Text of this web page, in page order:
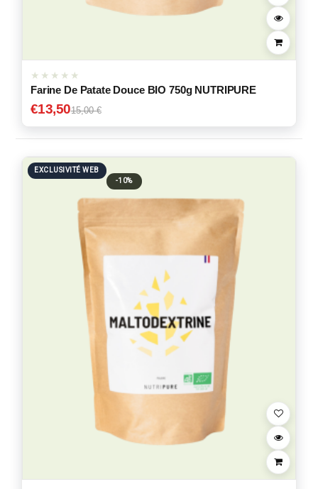
Farine De Patate Douce BIO 750g NUTRIPURE
€13,5015,00 €
EXCLUSIVITÉ WEB
-10%